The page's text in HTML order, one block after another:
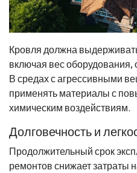
Кровля должна
включая вес оборудования,
В средах с агрессивными
применять материалы с
химическим воздействиям.
Долговечность и
Продолжительный срок
ремонтов снижает затраты